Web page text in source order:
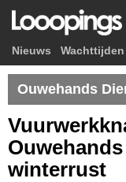
Nieuws Wachttijden
Ouwehands
winterrust